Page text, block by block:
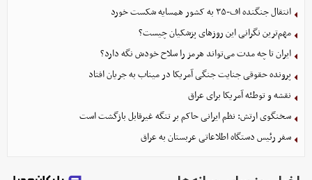
انتقال جنگنده اف-۳۵ به کشور همسایه شکست خورد
مهم‌ترین نگرانی‌ این روزهای پزشکیان چیست؟
ایران تا چه مدت می‌تواند هرمز را سلاح خودش نگه دارد؟
پرونده حقوقی جنایت جنگی آمریکا در میناب به جریان افتاد
نقشه و توطئه آمریکا برای عراق
سخنگوی ارتش: نظم ایرانی حاکم بر تنگه غیرقابل بازگشت است
سفر رئیس دستگاه اطلاعاتی عربستان به عراق